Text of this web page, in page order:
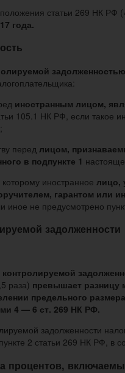
статьи 269 НК РФ
года.
задолженностью
иностранным лицом,
105.1 НК РФ, если такое
перед лицом,
в подпункте 1
иностранное лицо,
гарантом или
иное не предусмотрено
задолженности
контролируемой
раза) превышает разницу
предельного
4 — 6 ст. 269 НК РФ.
задолженности
2 статьи 269 НК РФ, в
процентов,